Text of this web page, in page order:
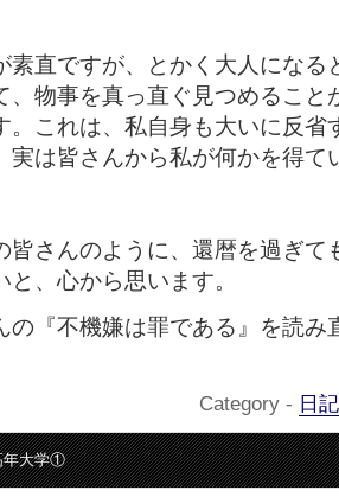
素直ですが、とかく大人になる
、物事を真っ直ぐ見つめること
。これは、私自身も大いに反省
実は皆さんから私が何かを得て
皆さんのように、還暦を過ぎて
、心から思います。
の『不機嫌は罪である』を読み
Category - 日記
年大学①